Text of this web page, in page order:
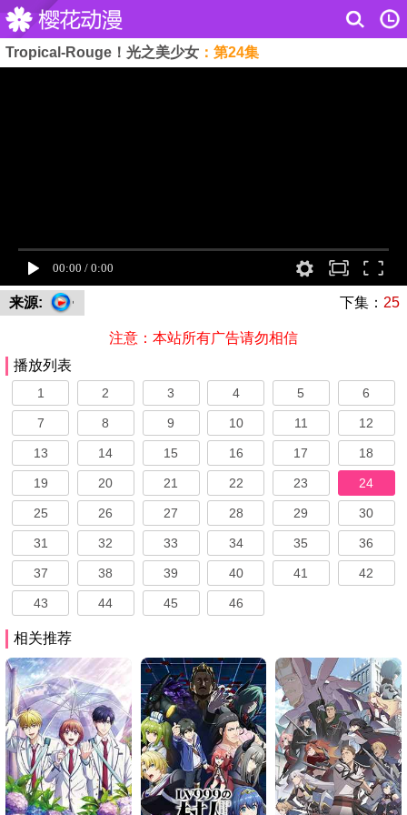
Tropical-Rouge！光之美少女 ：第24集
来源: 下集： 25
注意：本站所有广告请勿相信
播放列表
1 2 3 4 5 6
7 8 9 10 11 12
13 14 15 16 17 18
19 20 21 22 23 24
25 26 27 28 29 30
31 32 33 34 35 36
37 38 39 40 41 42
43 44 45 46
相关推荐